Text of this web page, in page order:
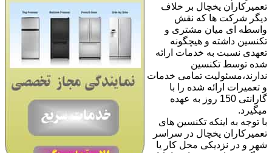
تعمیرکاران یخچال بر خلاف
دیگر شرکت ها که نقش
واسطه ای میان مشتری و
تکنسین داشته و هیچگونه
تعهدی نسبت به خدمات ارائه
شده توسط تکنسین
ندارند،مسئولیت تمامی خدمات
و تعمیرات ارائه شده را با
گارانتی 150 روز به عهده
میگیرد.
با توجه به اینکه تکنسین های
تعمیرکاران یخچال در سراسر
شهر و در نزدیکی محل کار یا